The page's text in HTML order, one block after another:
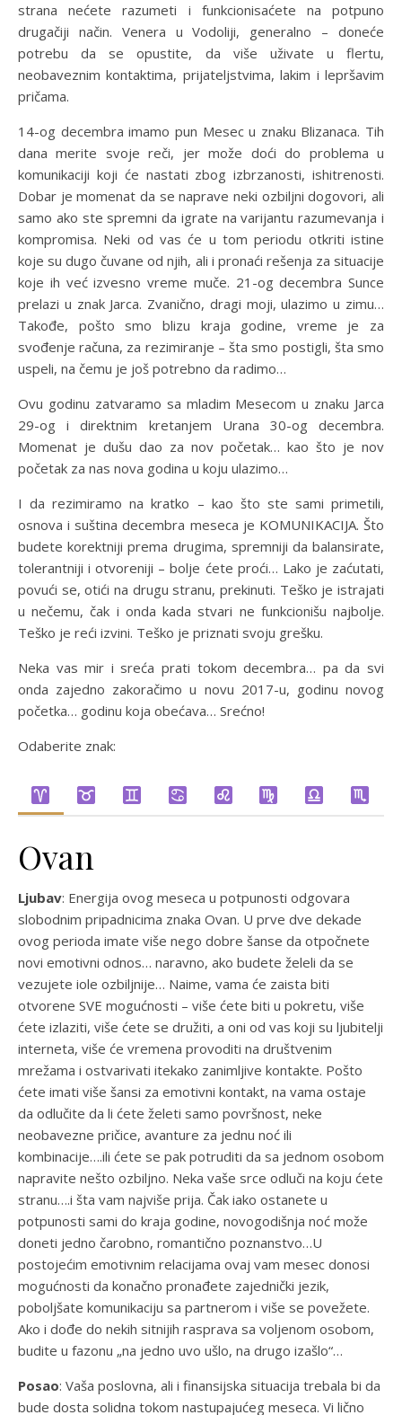
strana nećete razumeti i funkcionisaćete na potpuno
drugačiji način. Venera u Vodoliji, generalno – doneće
potrebu da se opustite, da više uživate u flertu,
neobaveznim kontaktima, prijateljstvima, lakim i lepršavim
pričama.
14-og decembra imamo pun Mesec u znaku Blizanaca. Tih
dana merite svoje reči, jer može doći do problema u
komunikaciji koji će nastati zbog izbrzanosti, ishitrenosti.
Dobar je momenat da se naprave neki ozbiljni dogovori, ali
samo ako ste spremni da igrate na varijantu razumevanja i
kompromisa. Neki od vas će u tom periodu otkriti istine
koje su dugo čuvane od njih, ali i pronaći rešenja za situacije
koje ih već izvesno vreme muče. 21-og decembra Sunce
prelazi u znak Jarca. Zvanično, dragi moji, ulazimo u zimu…
Takođe, pošto smo blizu kraja godine, vreme je za
svođenje računa, za rezimiranje – šta smo postigli, šta smo
uspeli, na čemu je još potrebno da radimo…
Ovu godinu zatvaramo sa mladim Mesecom u znaku Jarca
29-og i direktnim kretanjem Urana 30-og decembra.
Momenat je dušu dao za nov početak… kao što je nov
početak za nas nova godina u koju ulazimo…
I da rezimiramo na kratko – kao što ste sami primetili,
osnova i suština decembra meseca je KOMUNIKACIJA. Što
budete korektniji prema drugima, spremniji da balansirate,
tolerantniji i otvoreniji – bolje ćete proći… Lako je zaćutati,
povući se, otići na drugu stranu, prekinuti. Teško je istrajati
u nečemu, čak i onda kada stvari ne funkcionišu najbolje.
Teško je reći izvini. Teško je priznati svoju grešku.
Neka vas mir i sreća prati tokom decembra… pa da svi
onda zajedno zakoračimo u novu 2017-u, godinu novog
početka… godinu koja obećava… Srećno!
Odaberite znak:
Ovan
Ljubav: Energija ovog meseca u potpunosti odgovara
slobodnim pripadnicima znaka Ovan. U prve dve dekade
ovog perioda imate više nego dobre šanse da otpočnete
novi emotivni odnos… naravno, ako budete želeli da se
vezujete iole ozbiljnije… Naime, vama će zaista biti
otvorene SVE mogućnosti – više ćete biti u pokretu, više
ćete izlaziti, više ćete se družiti, a oni od vas koji su ljubitelji
interneta, više će vremena provoditi na društvenim
mrežama i ostvarivati itekako zanimljive kontakte. Pošto
ćete imati više šansi za emotivni kontakt, na vama ostaje
da odlučite da li ćete želeti samo površnost, neke
neobavezne pričice, avanture za jednu noć ili
kombinacije….ili ćete se pak potruditi da sa jednom osobom
napravite nešto ozbiljno. Neka vaše srce odluči na koju ćete
stranu….i šta vam najviše prija. Čak iako ostanete u
potpunosti sami do kraja godine, novogodišnja noć može
doneti jedno čarobno, romantično poznanstvo…U
postojećim emotivnim relacijama ovaj vam mesec donosi
mogućnosti da konačno pronađete zajednički jezik,
poboljšate komunikaciju sa partnerom i više se povežete.
Ako i dođe do nekih sitnijih rasprava sa voljenom osobom,
budite u fazonu „na jedno uvo ušlo, na drugo izašlo“…
Posao: Vaša poslovna, ali i finansijska situacija trebala bi da
bude dosta solidna tokom nastupajućeg meseca. Vi lično